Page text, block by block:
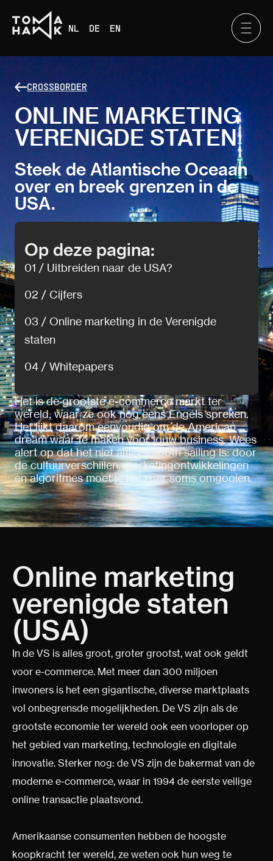
NL DE EN
CROSSBORDER
ONLINE MARKETING
VERENIGDE STATEN
Steek de Atlantische Oceaan
over en breek grenzen in de
USA.
Op deze pagina:
01 / Uitbreiden naar de USA?
02 / Cijfers
03 / Online marketing in de Verenigde
staten
04 / Whitepapers
Het is de grootste e-commerce markt ter
wereld, waar ze ook nog eens Engels spreken.
Het lijkt daarom eenvoudig om de American
dream waar te maken voor jouw business. Wees
alert op dat het niet altijd smooth sailing is: door
de cultuurverschillen, marketingontwikkelingen
en algoritmes moet je het roer soms omgooien.
Online marketing
verenigde staten
(USA)
In de VS is alles groot, groter grootst, wat ook geldt
voor e-commerce. Met meer dan 300 miljoen
inwoners is het een gigantische, diverse marktplaats
vol onbegrensde mogelijkheden. De VS zijn als de
grootste economie ter wereld ook een voorloper op
het gebied van marketing, technologie en digitale
innovatie. Sterker nog: de VS zijn de bakermat van de
moderne e-commerce, waar in 1994 de eerste veilige
online transactie plaatsvond.
Amerikaanse consumenten hebben de hoogste
koopkracht ter wereld, ze weten ook hun weg te